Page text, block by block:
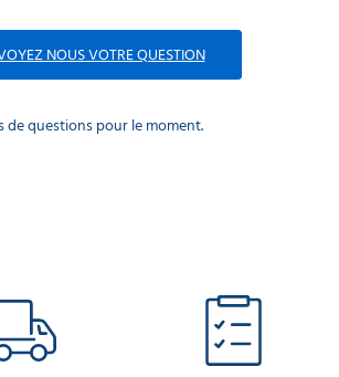
NOUS VOTRE QUESTION
de questions pour le moment.